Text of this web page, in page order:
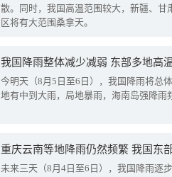
散。同时，我国高温范围较大，新疆、甘
区将有大范围桑拿天。
我国降雨整体减少减弱 东部多地高
今明天（8月5日至6日），我国降雨将总
地有中到大雨，局地暴雨，海南岛强降雨
重庆云南等地降雨仍然频繁 我国东
未来三天（8月4日至6日），我国降雨逐